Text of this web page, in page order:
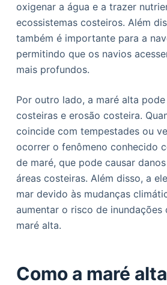
oxigenar a água e a trazer
ecossistemas costeiros. Além
também é importante para a
permitindo que os navios
mais profundos.
Por outro lado, a maré alta
costeiras e erosão costeira.
coincide com tempestades ou
ocorrer o fenômeno conhecido
de maré, que pode causar
áreas costeiras. Além disso, a
mar devido às mudanças
aumentar o risco de inundações
maré alta.
Como a maré